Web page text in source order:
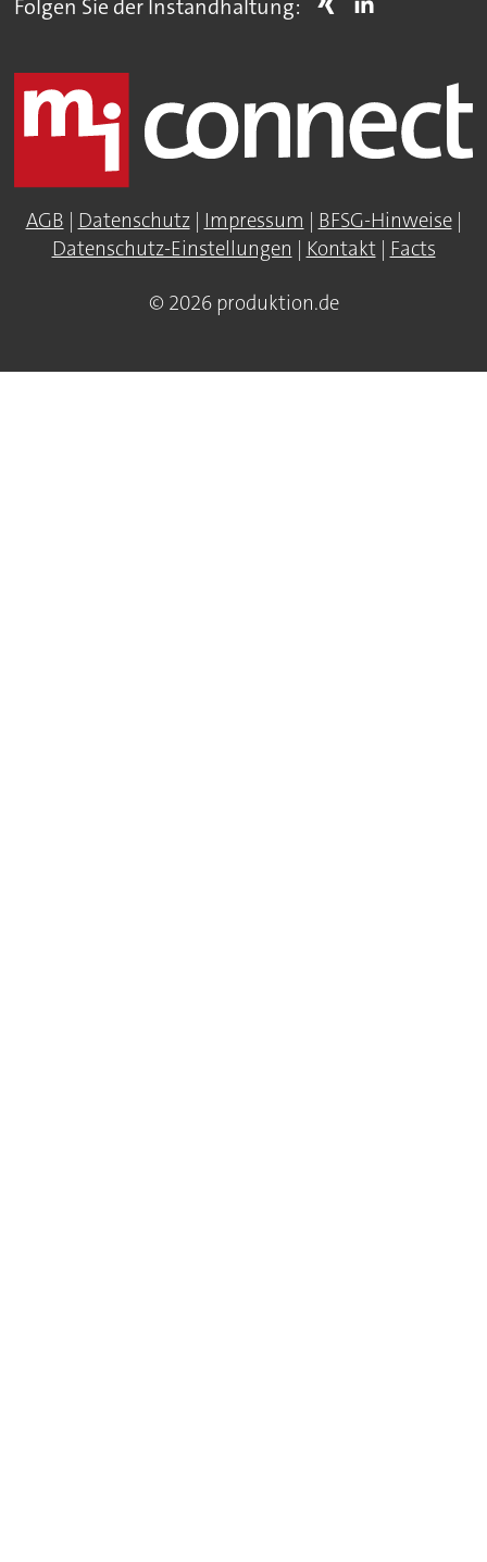
Folgen Sie der Instandhaltung:
AGB Datenschutz| Impressum BFSG-Hinweise|
Datenschutz-Einstellungen
Kontakt| Facts
© 2026 produktion.de